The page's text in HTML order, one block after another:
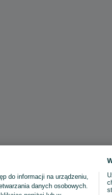
do informacji na urządzeniu,
danych osobowych.